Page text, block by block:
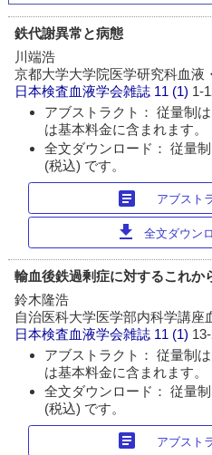
鉄代謝異常と病態
川端浩
京都大学大学院医学研究科血液
日本検査血液学会雑誌 11 (1) 1-
アブストラクト： 従量制
は基本料金に含まれます。
全文ダウンロード： 従量
(税込) です。
article アブスト
download 全文ダウン
輸血後鉄過剰症に対するこれか
鈴木隆浩
自治医科大学医学部内科学講座
日本検査血液学会雑誌 11 (1)
アブストラクト： 従量制
は基本料金に含まれます。
全文ダウンロード： 従量
(税込) です。
article アブスト